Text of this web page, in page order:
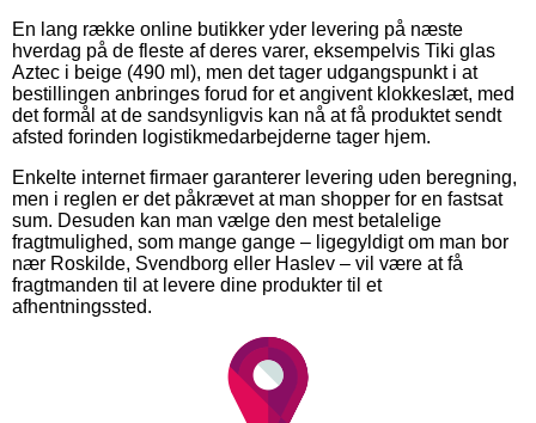
En lang række online butikker yder levering på næste
hverdag på de fleste af deres varer, eksempelvis Tiki glas
Aztec i beige (490 ml), men det tager udgangspunkt i at
bestillingen anbringes forud for et angivent klokkeslæt, med
det formål at de sandsynligvis kan nå at få produktet sendt
afsted forinden logistikmedarbejderne tager hjem.
Enkelte internet firmaer garanterer levering uden beregning,
men i reglen er det påkrævet at man shopper for en fastsat
sum. Desuden kan man vælge den mest betalelige
fragtmulighed, som mange gange – ligegyldigt om man bor
nær Roskilde, Svendborg eller Haslev – vil være at få
fragtmanden til at levere dine produkter til et
afhentningssted.